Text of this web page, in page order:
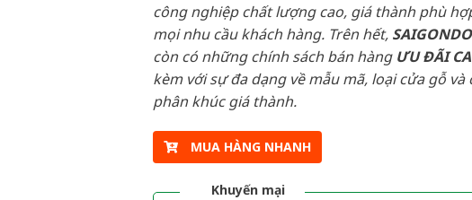
công nghiệp chất lượng cao, giá thành phù
mọi nhu cầu khách hàng. Trên hết,
còn có những chính sách bán hàng ƯU ĐÃI
kèm với sự đa dạng về mẫu mã, loại cửa gỗ và
phân khúc giá thành.
MUA HÀNG NHANH
Khuyến mại